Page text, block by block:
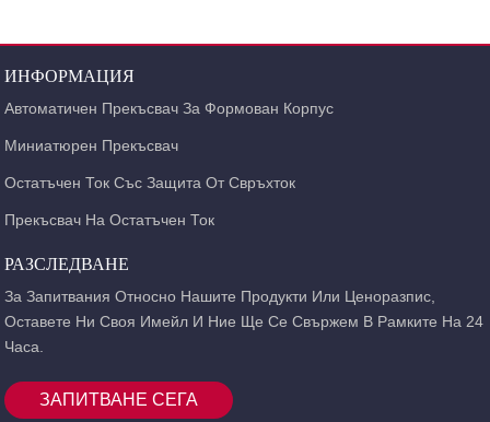
ИНФОРМАЦИЯ
Автоматичен Прекъсвач За Формован Корпус
Миниатюрен Прекъсвач
Остатъчен Ток Със Защита От Свръхток
Прекъсвач На Остатъчен Ток
РАЗСЛЕДВАНЕ
За Запитвания Относно Нашите Продукти Или Ценоразпис,
Оставете Ни Своя Имейл И Ние Ще Се Свържем В Рамките На 24
Часа.
ЗАПИТВАНЕ СЕГА